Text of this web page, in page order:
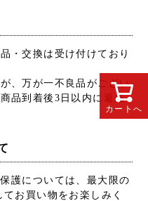
カートへ
・交換は受け付けており
、万が一不良品がござい
品到着後3日以内に返品
護については、最大限の
お買い物をお楽しみく